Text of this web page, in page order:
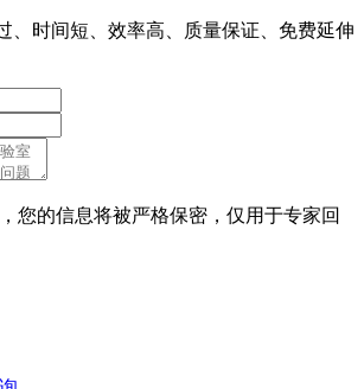
、时间短、效率高、质量保证、免费延伸
您的信息将被严格保密，仅用于专家回